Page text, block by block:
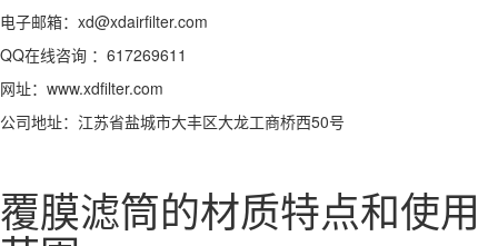
电子邮箱：xd@xdairfilter.com
QQ在线咨询 ：617269611
网址：www.xdfilter.com
公司地址：江苏省盐城市大丰区大龙工商桥西50号
覆膜滤筒的材质特点和使用